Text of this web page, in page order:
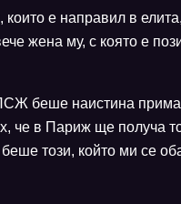
е направил в
жена му, с която е
беше наистина
че в Париж ще получа
този, който ми се